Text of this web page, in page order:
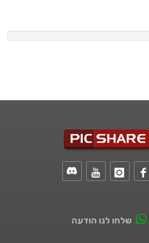
שלחו לנו הודעה